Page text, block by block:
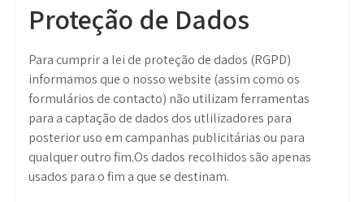
Proteção de Dados
Para cumprir a lei de proteção de dados (RGPD)
informamos que o nosso website (assim como os
formulários de contacto) não utilizam ferramentas
para a captação de dados dos utlilizadores para
posterior uso em campanhas publicitárias ou para
qualquer outro fim.Os dados recolhidos são apenas
usados para o fim a que se destinam.